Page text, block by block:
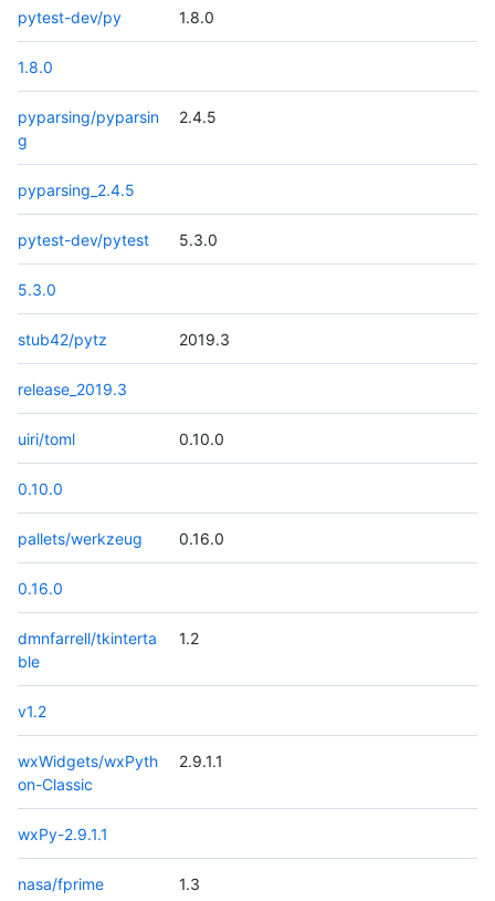
pytest-dev/py 1.8.0
1.8.0
pyparsing/pyparsin
g
2.4.5
pyparsing_2.4.5
pytest-dev/pytest 5.3.0
5.3.0
stub42/pytz 2019.3
release_2019.3
uiri/toml 0.10.0
0.10.0
pallets/werkzeug 0.16.0
0.16.0
dmnfarrell/tkinterta
ble
1.2
v1.2
wxWidgets/wxPyth
on-Classic
2.9.1.1
wxPy-2.9.1.1
nasa/fprime 1.3